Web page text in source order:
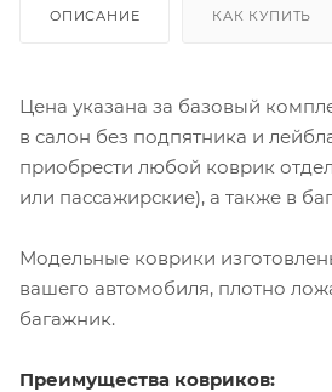
ОПИСАНИЕ КАК КУПИТЬ
Цена указана за базовый
в салон без подпятника и
приобрести любой коврик
или пассажирские), а также в
Модельные коврики
вашего автомобиля, плотно
багажник.
Преимущества ковриков: